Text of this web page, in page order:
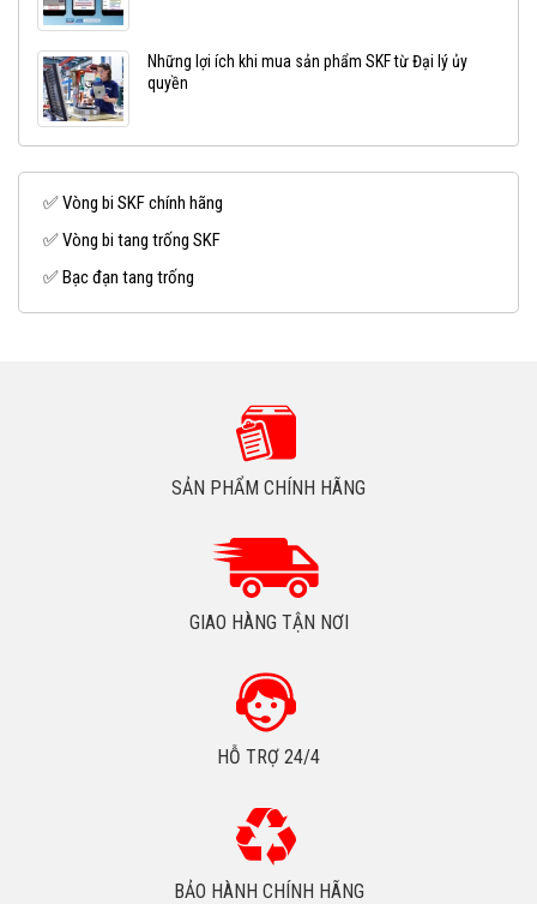
Những lợi ích khi mua sản phẩm SKF từ Đại lý ủy
quyền
✅ Vòng bi SKF chính hãng
✅ Vòng bi tang trống SKF
✅ Bạc đạn tang trống
SẢN PHẨM CHÍNH HÃNG
GIAO HÀNG TẬN NƠI
HỖ TRỢ 24/4
BẢO HÀNH CHÍNH HÃNG